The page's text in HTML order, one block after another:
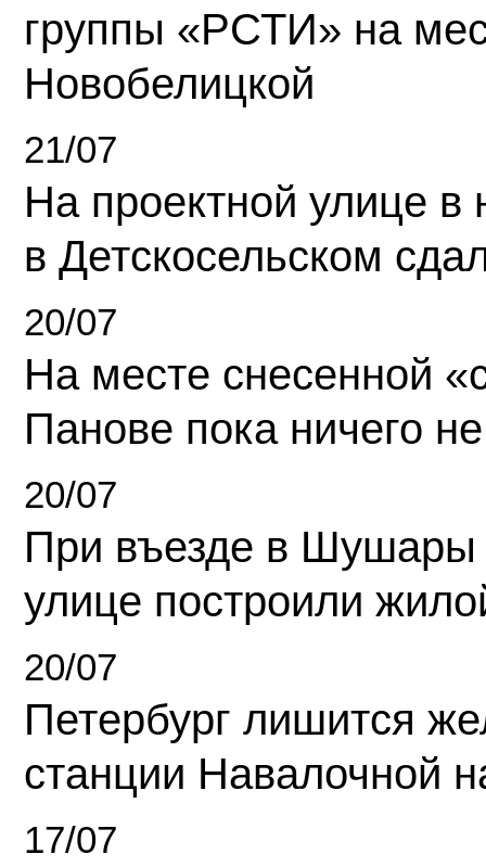
группы «РСТИ» на
Новобелицкой
21/07
На проектной улице
в Детскосельском
20/07
На месте снесенной
Панове пока ничего
20/07
При въезде в Шушары
улице построили
20/07
Петербург лишится
станции Навалочной
17/07